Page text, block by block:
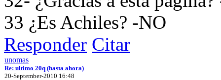
33 ¿Es Achiles? -NO
Responder Citar
unomas
Re: ultimo 20q (hasta ahora)
20-September-2010 16:48